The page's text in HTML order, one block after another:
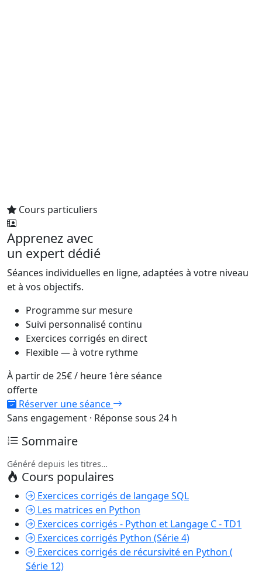
Cours particuliers
Apprenez avec
un expert dédié
Séances individuelles en ligne, adaptées à votre niveau
et à vos objectifs.
Programme sur mesure
Suivi personnalisé continu
Exercices corrigés en direct
Flexible — à votre rythme
À partir de25€/ heure 1ère séance
offerte
Réserver une séance
Sans engagement · Réponse sous 24 h
Sommaire
Généré depuis les titres…
Cours populaires
Exercices corrigés de langage SQL
Les matrices en Python
Exercices corrigés - Python et Langage C - TD1
Exercices corrigés Python (Série 4)
Exercices corrigés de récursivité en Python (
Série 12)